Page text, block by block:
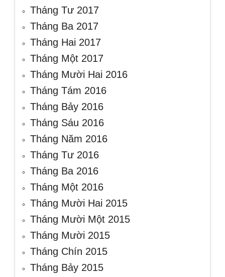
Tháng Tư 2017
Tháng Ba 2017
Tháng Hai 2017
Tháng Một 2017
Tháng Mười Hai 2016
Tháng Tám 2016
Tháng Bảy 2016
Tháng Sáu 2016
Tháng Năm 2016
Tháng Tư 2016
Tháng Ba 2016
Tháng Một 2016
Tháng Mười Hai 2015
Tháng Mười Một 2015
Tháng Mười 2015
Tháng Chín 2015
Tháng Bảy 2015